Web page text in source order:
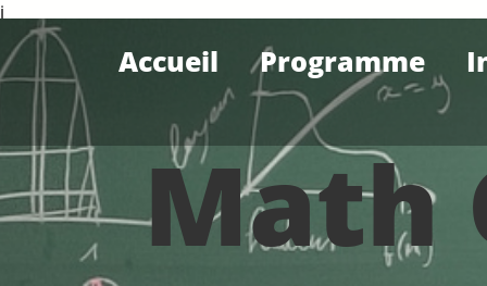
i
Accueil Programme
Math